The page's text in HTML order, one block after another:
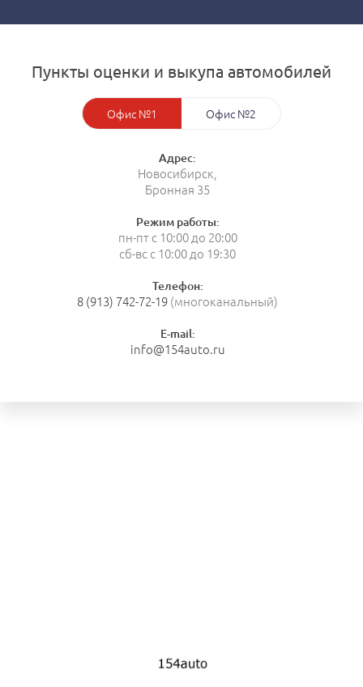
Пункты оценки и выкупа автомобилей
Офис №1 Офис №2
Адрес:
Новосибирск,
Бронная 35
Режим работы:
пн-пт с 10:00 до 20:00
сб-вс с 10:00 до 19:30
Телефон:
8 (913) 742-72-19(многоканальный)
E-mail:
info@154auto.ru